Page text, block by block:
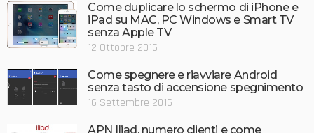
Come duplicare lo schermo di iPhone e
iPad su MAC, PC Windows e Smart TV
senza Apple TV
12 Ottobre 2016
Come spegnere e riavviare Android
senza tasto di accensione spegnimento
16 Settembre 2016
APN Iliad, numero clienti e come